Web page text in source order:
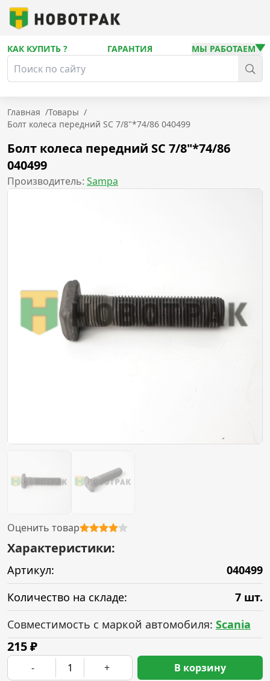
КАК КУПИТЬ ? ГАРАНТИЯ МЫ РАБОТАЕМ
Главная /Товары /
Болт колеса передний SC 7/8"*74/86 040499
Болт колеса передний SC 7/8"*74/86
040499
Производитель: Sampa
Оценить товар
Характеристики:
Артикул:
040499
Количество на складе:
7 шт.
Совместимость с маркой автомобиля: Scania
215₽
- + В корзину